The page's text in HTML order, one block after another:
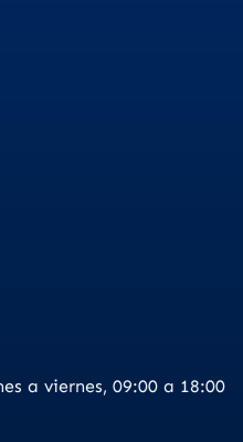
a viernes 09:00 a 18:00